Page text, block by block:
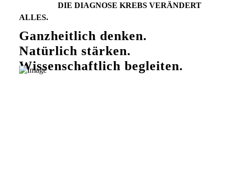
DIE DIAGNOSE KREBS VERÄNDERT
ALLES.
Ganzheitlich denken.
Natürlich stärken.
Wissenschaftlich begleiten.